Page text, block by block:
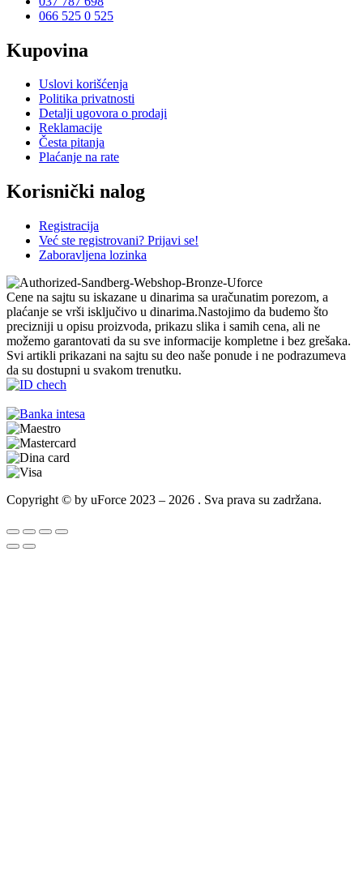
066 525 0 525
Kupovina
Uslovi korišćenja
Politika privatnosti
Detalji ugovora o prodaji
Reklamacije
Česta pitanja
Plaćanje na rate
Korisnički nalog
Registracija
Već ste registrovani? Prijavi se!
Zaboravljena lozinka
Cene na sajtu su iskazane u dinarima sa uračunatim porezom, a
plaćanje se vrši isključivo u dinarima.Nastojimo da budemo što
precizniji u opisu proizvoda, prikazu slika i samih cena, ali ne
možemo garantovati da su sve informacije kompletne i bez grešaka.
Svi artikli prikazani na sajtu su deo naše ponude i ne podrazumeva
da su dostupni u svakom trenutku.
Copyright © by uForce 2023 – 2026 . Sva prava su zadržana.